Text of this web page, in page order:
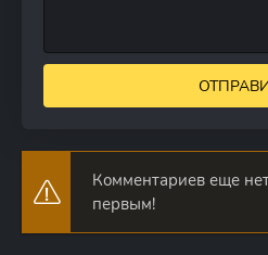
Комментариев еще
первым!